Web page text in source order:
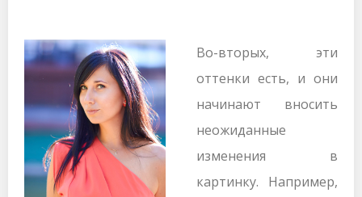
Во-вторых, эти
оттенки есть, и они
начинают вносить
неожиданные
изменения в
картинку. Например,